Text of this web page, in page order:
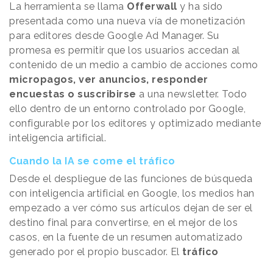
La herramienta se llama Offerwall y ha sido
presentada como una nueva vía de monetización
para editores desde Google Ad Manager. Su
promesa es permitir que los usuarios accedan al
contenido de un medio a cambio de acciones como
micropagos, ver anuncios, responder
encuestas o suscribirse a una newsletter. Todo
ello dentro de un entorno controlado por Google,
configurable por los editores y optimizado mediante
inteligencia artificial.
Cuando la IA se come el tráfico
Desde el despliegue de las funciones de búsqueda
con inteligencia artificial en Google, los medios han
empezado a ver cómo sus artículos dejan de ser el
destino final para convertirse, en el mejor de los
casos, en la fuente de un resumen automatizado
generado por el propio buscador. El tráfico